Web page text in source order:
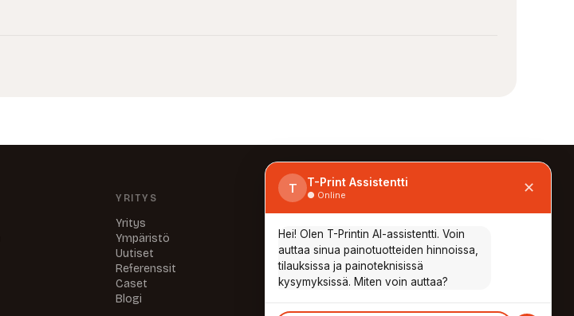
YRITYS
Yritys
Ympäristö
Uutiset
Referenssit
Caset
Blogi
INFO & YHTEYSTIEDOT
Aineisto-ohjeet
Laskutustiedot
Yhteystiedot
Tietosuoja
AUKIOLOAJAT
T T-Print Assistentti
● Online ✕
Hei! Olen T-Printin AI-assistentti. Voin
auttaa sinua painotuotteiden hinnoissa,
tilauksissa ja painoteknisissä
kysymyksissä. Miten voin auttaa?